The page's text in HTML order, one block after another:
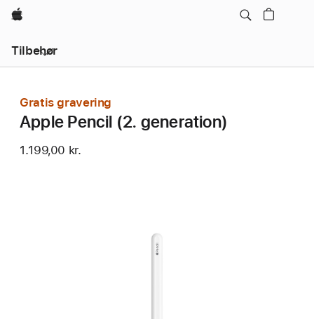
Apple
Tilbehør
navigation
–
menuGratis gravering
Apple Pencil (2. generation)
1.199,00 kr.